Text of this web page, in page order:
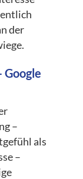
der
Google
–
als
–